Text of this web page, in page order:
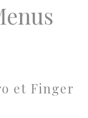
et Finger